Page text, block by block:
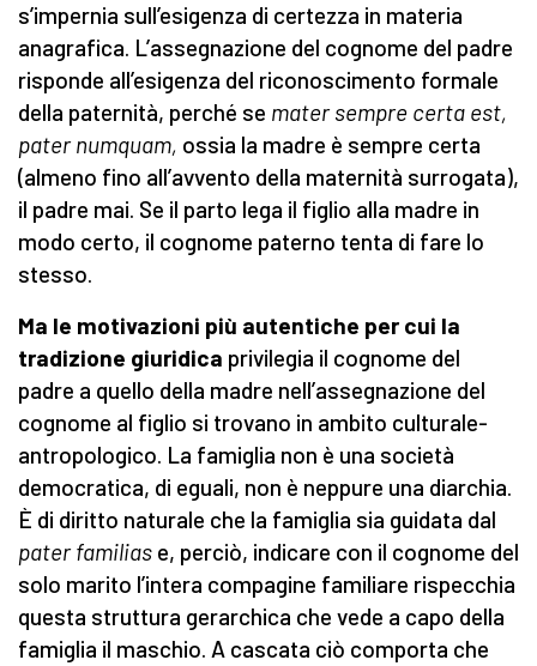
s’impernia sull’esigenza di certezza in materia
anagrafica. L’assegnazione del cognome del padre
risponde all’esigenza del riconoscimento formale
della paternità, perché se mater sempre certa est,
pater numquam, ossia la madre è sempre certa
(almeno fino all’avvento della maternità surrogata),
il padre mai. Se il parto lega il figlio alla madre in
modo certo, il cognome paterno tenta di fare lo
stesso.
Ma le motivazioni più autentiche per cui la
tradizione giuridica privilegia il cognome del
padre a quello della madre nell’assegnazione del
cognome al figlio si trovano in ambito culturale-
antropologico. La famiglia non è una società
democratica, di eguali, non è neppure una diarchia.
È di diritto naturale che la famiglia sia guidata dal
pater familias e, perciò, indicare con il cognome del
solo marito l’intera compagine familiare rispecchia
questa struttura gerarchica che vede a capo della
famiglia il maschio. A cascata ciò comporta che